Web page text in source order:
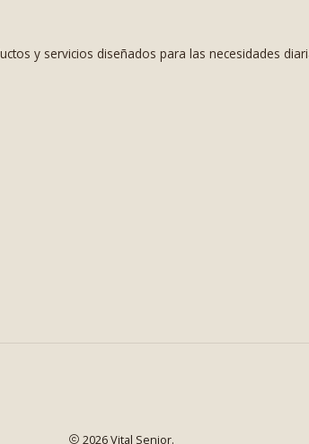
y servicios diseñados para las necesidades
2026 Vital Senior.